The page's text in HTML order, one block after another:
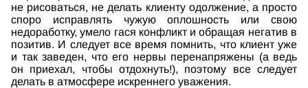
не рисоваться, не делать клиенту одолжение, а просто
споро исправлять чужую оплошность или свою
недоработку, умело гася конфликт и обращая негатив в
позитив. И следует все время помнить, что клиент уже
и так заведен, что его нервы перенапряжены (а ведь
он приехал, чтобы отдохнуть!), поэтому все следует
делать в атмосфере искреннего уважения.